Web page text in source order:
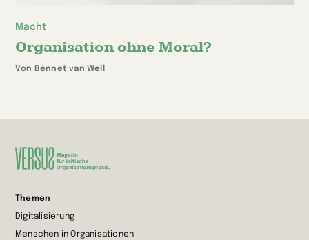
Macht
Organisation ohne Moral?
Von Bennet van Well
Startseite
wechseln
Themen
Digitalisierung
Menschen in Organisationen